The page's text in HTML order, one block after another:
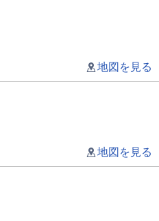
地図を見る
地図を見る